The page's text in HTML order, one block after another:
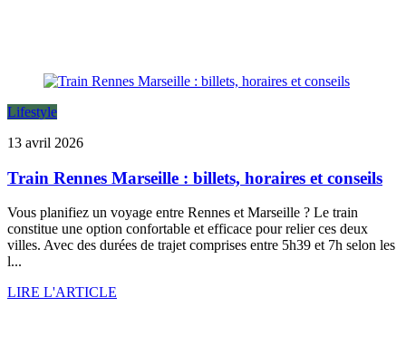
Lifestyle
13 avril 2026
Train Rennes Marseille : billets, horaires et conseils
Vous planifiez un voyage entre Rennes et Marseille ? Le train
constitue une option confortable et efficace pour relier ces deux
villes. Avec des durées de trajet comprises entre 5h39 et 7h selon les
l...
LIRE L'ARTICLE